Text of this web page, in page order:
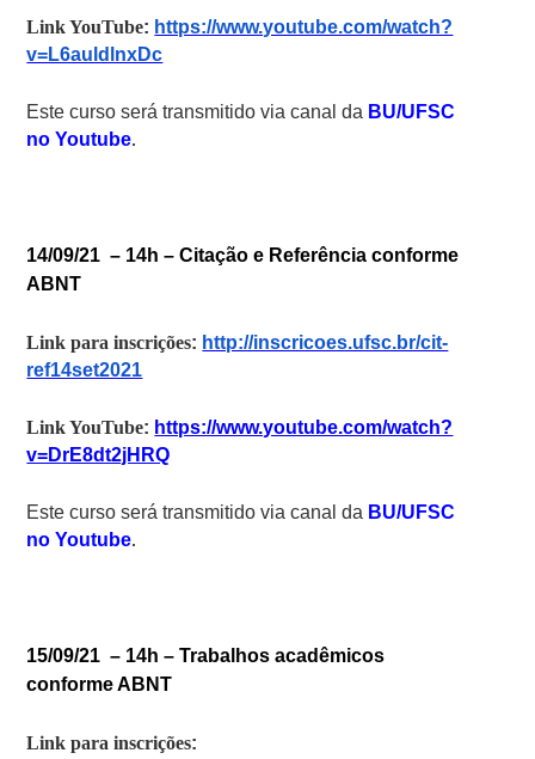
Link YouTube: https://www.youtube.com/watch?
v=L6auldlnxDc
Este curso será transmitido via canal da BU/UFSC
no Youtube.
14/09/21 – 14h – Citação e Referência conforme
ABNT
Link para inscrições: http://inscricoes.ufsc.br/cit-
ref14set2021
Link YouTube: https://www.youtube.com/watch?
v=DrE8dt2jHRQ
Este curso será transmitido via canal da BU/UFSC
no Youtube.
15/09/21 – 14h – Trabalhos acadêmicos
conforme ABNT
Link para inscrições: